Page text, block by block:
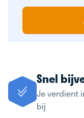
Snel
Je verdient
bij